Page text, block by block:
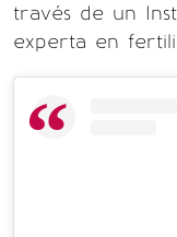
través de un
experta en